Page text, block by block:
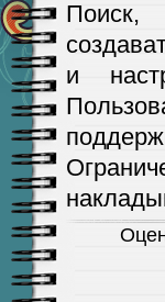
Поиск,
и